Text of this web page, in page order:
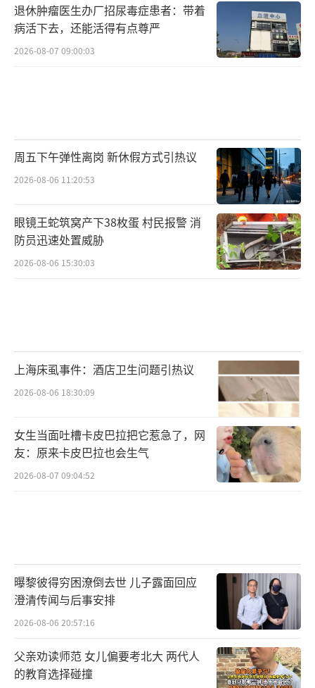
退休肿瘤医生办厂招尿毒症患者：带着
病活下去，还能活得有点尊严
2026-08-07 09:00:03
周五下午弹性离岗 新休假方式引热议
2026-08-06 11:20:53
眼镜王蛇筑窝产下38枚蛋 村民报警 消
防员迅速处置威胁
2026-08-06 15:30:03
上海床虱事件：酒店卫生问题引热议
2026-08-06 18:30:09
女生当面吐槽卡皮巴拉把它惹急了，网
友：原来卡皮巴拉也会生气
2026-08-07 09:04:52
曝黎彼得穷困潦倒去世 儿子露面回应
澄清传闻与后事安排
2026-08-06 20:57:16
父亲劝读师范 女儿偏要考北大 两代人
的教育选择碰撞